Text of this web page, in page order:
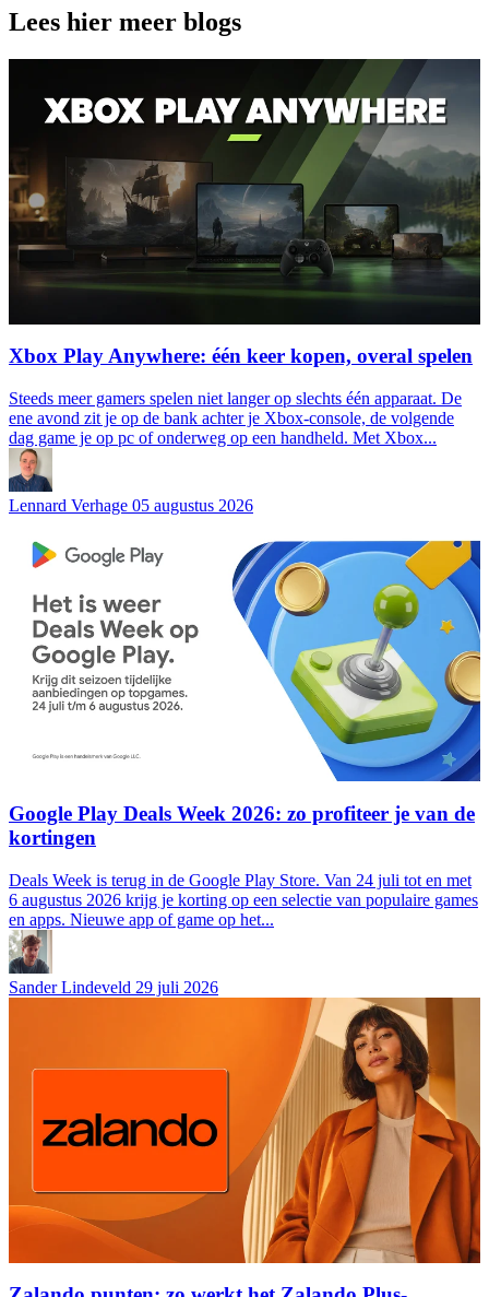
Lees hier meer blogs
Xbox Play Anywhere: één keer kopen, overal spelen
Steeds meer gamers spelen niet langer op slechts één apparaat. De
ene avond zit je op de bank achter je Xbox-console, de volgende
dag game je op pc of onderweg op een handheld. Met Xbox...
Lennard Verhage 05 augustus 2026
Google Play Deals Week 2026: zo profiteer je van de
kortingen
Deals Week is terug in de Google Play Store. Van 24 juli tot en met
6 augustus 2026 krijg je korting op een selectie van populaire games
en apps. Nieuwe app of game op het...
Sander Lindeveld 29 juli 2026